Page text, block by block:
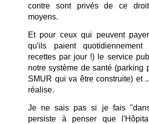
contre sont privés de ce
moyens.
Et pour ceux qui peuvent
qu'ils paient
recettes par jour !) le service
notre système de santé (parking
SMUR qui va être construite) et
réalise.
Je ne sais pas si je fais
persiste à penser que